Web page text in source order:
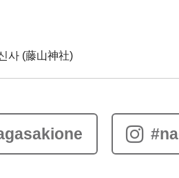
사 (藤山神社)